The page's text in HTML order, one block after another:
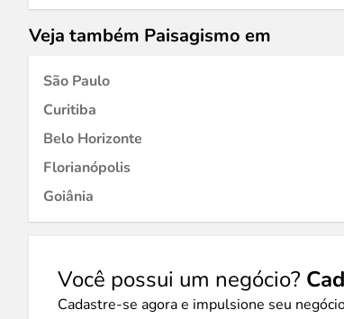
Veja também Paisagismo em
São Paulo
Curitiba
Belo Horizonte
Florianópolis
Goiânia
Você possui um negócio?
Cadastre-se agora e impulsione seu